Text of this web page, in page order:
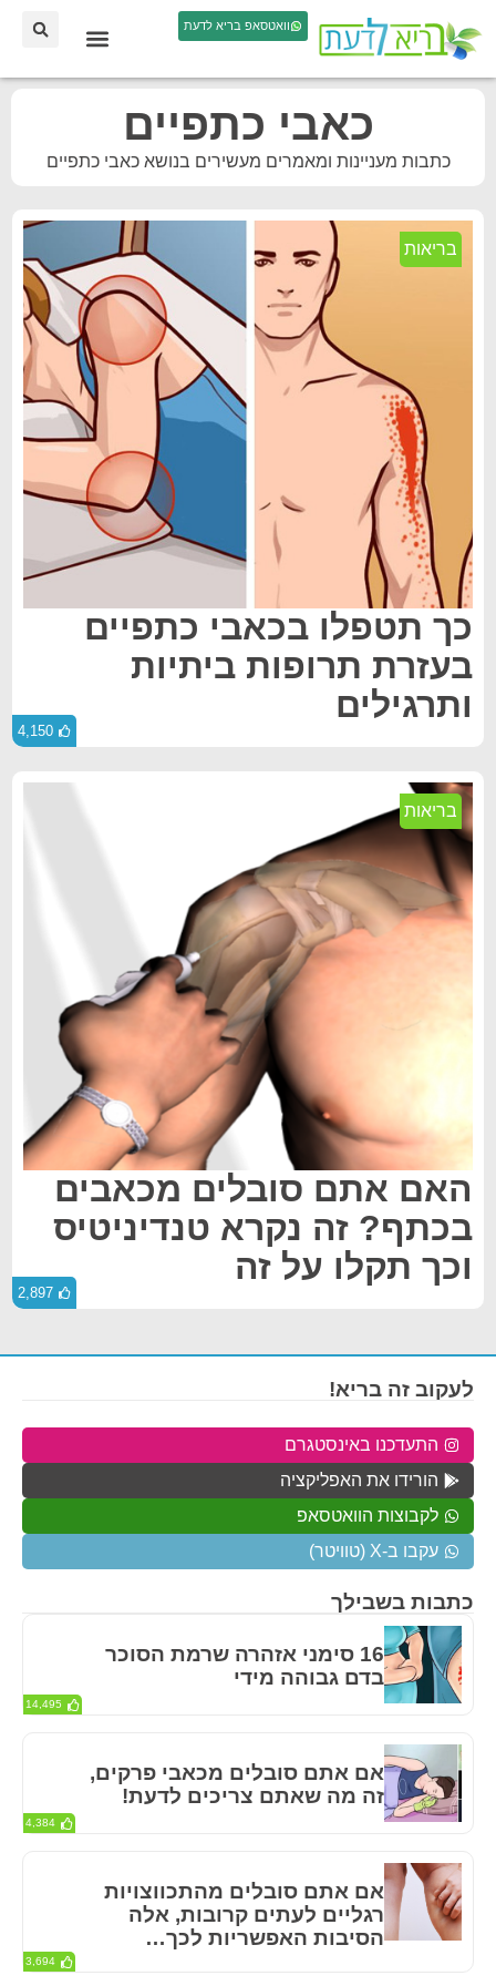
וואטסאפ בריא לדעת
כאבי כתפיים
כתבות מעניינות ומאמרים מעשירים בנושא כאבי כתפיים
בריאות
כך תטפלו בכאבי כתפיים
בעזרת תרופות ביתיות
ותרגילים
4,150
בריאות
האם אתם סובלים מכאבים
בכתף? זה נקרא טנדיניטיס
וכך תקלו על זה
2,897
כתבות בשבילך
16 סימני אזהרה שרמת הסוכר
בדם גבוהה מידי
14,495
אם אתם סובלים מכאבי פרקים,
זה מה שאתם צריכים לדעת!
4,384
אם אתם סובלים מהתכווצויות
רגליים לעתים קרובות, אלה
הסיבות האפשריות לכך…
3,694
לעקוב זה בריא!
התעדכנו באינסטגרם
הורידו את האפליקציה
לקבוצות הוואטסאפ
עקבו ב-X (טוויטר)